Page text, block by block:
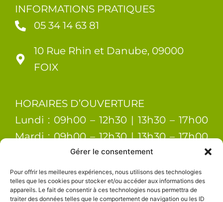
Gérer le consentement
Pour offrir les meilleures expériences, nous utilisons des technologies
telles que les cookies pour stocker et/ou accéder aux informations des
appareils. Le fait de consentir à ces technologies nous permettra de
traiter des données telles que le comportement de navigation ou les ID
INFORMATIONS PRATIQUES
05 34 14 63 81
10 Rue Rhin et Danube, 09000
FOIX
HORAIRES D’OUVERTURE
Lundi : 09h00 – 12h30 | 13h30 – 17h00
Mardi : 09h00 – 12h30 | 13h30 – 17h00
Mercredi : 09h00 – 12h30 | 13h30 –
17h00 Jeudi : 09h00 – 12h30 | 13h30 –
17h00 Vendredi : 09h00 – 12h30 | 13h30